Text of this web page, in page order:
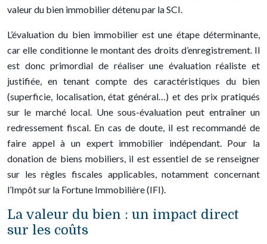
valeur du bien immobilier détenu par la SCI.
L’évaluation du bien immobilier est une étape déterminante,
car elle conditionne le montant des droits d’enregistrement. Il
est donc primordial de réaliser une évaluation réaliste et
justifiée, en tenant compte des caractéristiques du bien
(superficie, localisation, état général…) et des prix pratiqués
sur le marché local. Une sous-évaluation peut entraîner un
redressement fiscal. En cas de doute, il est recommandé de
faire appel à un expert immobilier indépendant. Pour la
donation de biens mobiliers, il est essentiel de se renseigner
sur les règles fiscales applicables, notamment concernant
l’Impôt sur la Fortune Immobilière (IFI).
La valeur du bien : un impact direct
sur les coûts